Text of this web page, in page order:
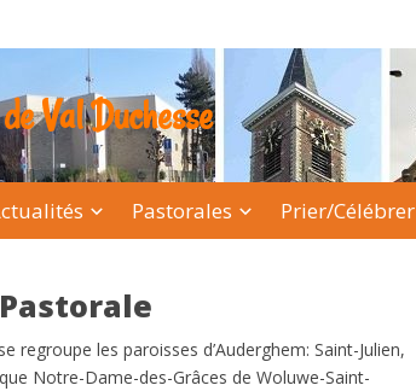
Val Duchesse
Pastorales Prier/Célébrer
regroupe les paroisses d’Auderghem: Saint-Julien,
Notre-Dame-des-Grâces de Woluwe-Saint-